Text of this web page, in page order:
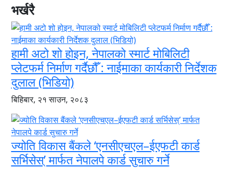
भर्खरै
हामी अटो शो होइन, नेपालको स्मार्ट मोबिलिटी
प्लेटफर्म निर्माण गर्दैछौँ : नाईमाका कार्यकारी निर्देशक
दुलाल (भिडियो)
बिहिबार, २१ साउन, २०८३
ज्योति विकास बैंकले ‘एनसीएचएल–ईएफटी कार्ड
सर्भिसेस्’ मार्फत नेपालपे कार्ड सुचारु गर्ने